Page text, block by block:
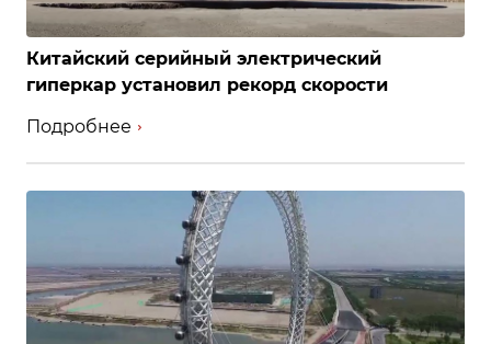
Китайский серийный электрический
гиперкар установил рекорд скорости
Подробнее